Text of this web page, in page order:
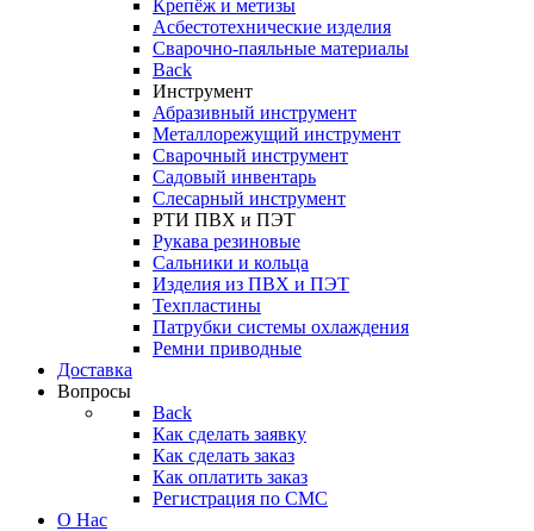
Крепёж и метизы
Асбестотехнические изделия
Сварочно-паяльные материалы
Back
Инструмент
Абразивный инструмент
Металлорежущий инструмент
Сварочный инструмент
Садовый инвентарь
Слесарный инструмент
РТИ ПВХ и ПЭТ
Рукава резиновые
Сальники и кольца
Изделия из ПВХ и ПЭТ
Техпластины
Патрубки системы охлаждения
Ремни приводные
Доставка
Вопросы
Back
Как сделать заявку
Как сделать заказ
Как оплатить заказ
Регистрация по СМС
О Нас